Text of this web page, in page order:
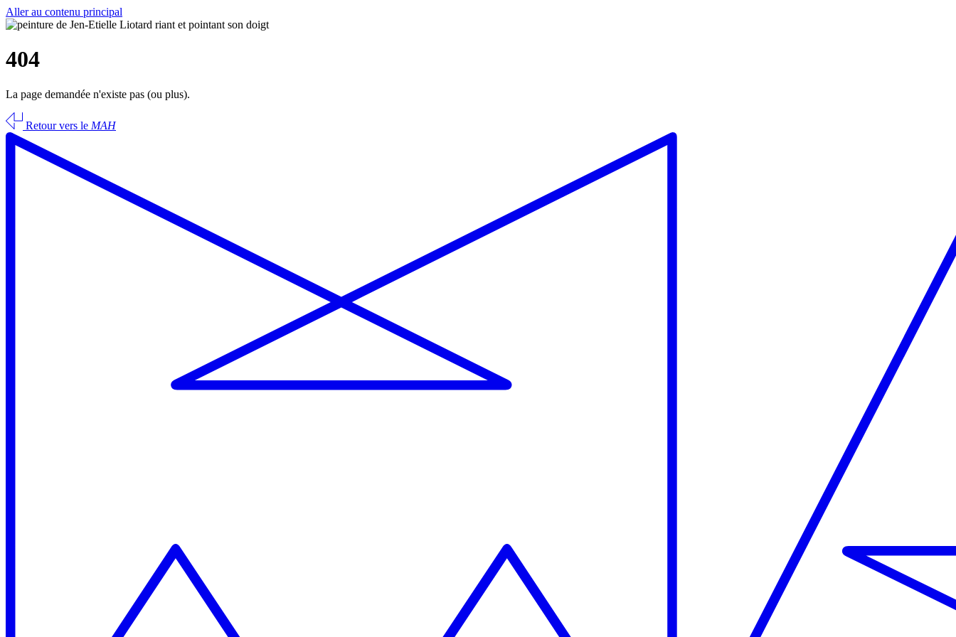
Aller au contenu principal
404
La page demandée n'existe pas (ou plus).
Retour vers le MAH